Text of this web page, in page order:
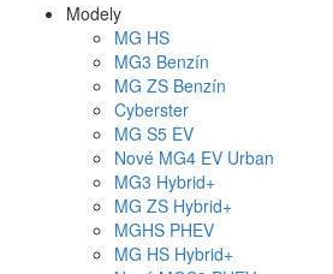
Modely
MG HS
MG3 Benzín
MG ZS Benzín
Cyberster
MG S5 EV
Nové MG4 EV Urban
MG3 Hybrid+
MG ZS Hybrid+
MGHS PHEV
MG HS Hybrid+